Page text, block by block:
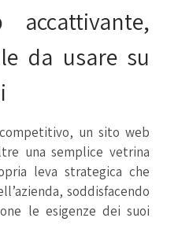
da usare su
un sito web
una semplice vetrina
leva strategica che
soddisfacendo
le esigenze dei suoi